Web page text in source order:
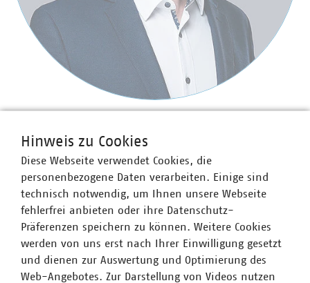
Referent
+49 211 159243-14
schnepper(at)vku(dot)de
Hinweis zu Cookies
Diese Webseite verwendet Cookies, die
personenbezogene Daten verarbeiten. Einige sind
technisch notwendig, um Ihnen unsere Webseite
fehlerfrei anbieten oder ihre Datenschutz-
Präferenzen speichern zu können. Weitere Cookies
werden von uns erst nach Ihrer Einwilligung gesetzt
und dienen zur Auswertung und Optimierung des
Web-Angebotes. Zur Darstellung von Videos nutzen